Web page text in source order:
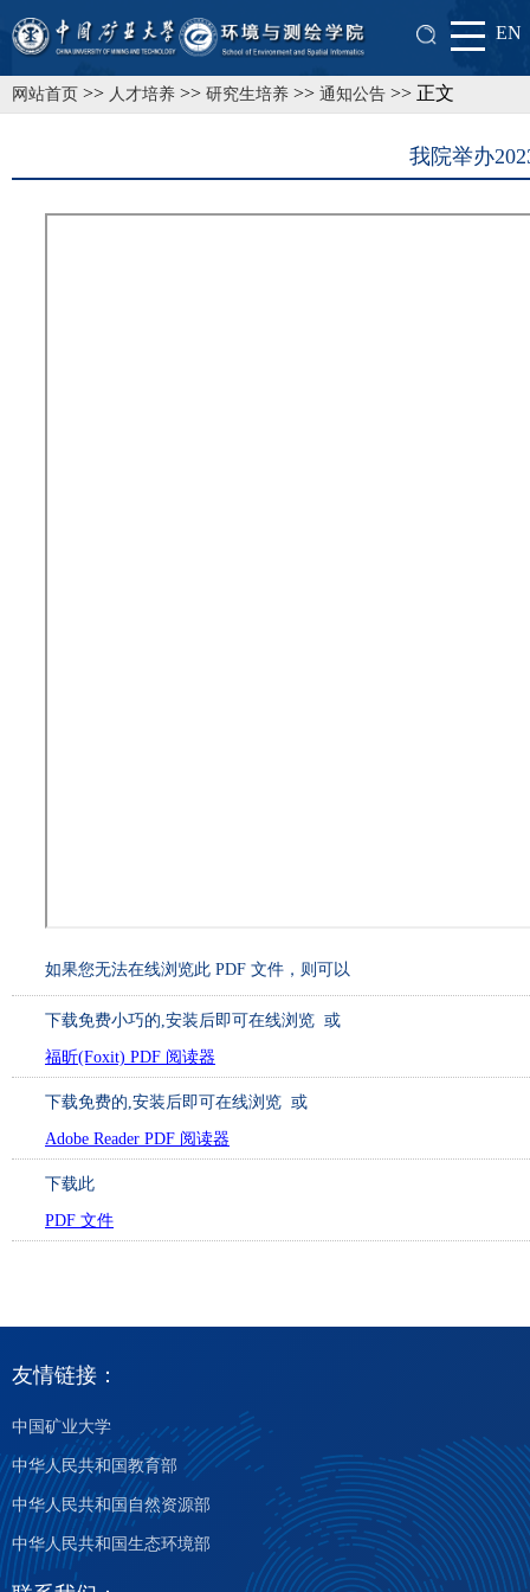
EN
网站首页 >> 人才培养 >> 研究生培养 >> 通知公告 >> 正文
我院举办
如果您无法在线浏览此 PDF 文件，则可以
下载免费小巧的
福昕(Foxit) PDF 阅读器
,安装后即可在线浏览 或
下载免费的
Adobe Reader PDF 阅读器
,安装后即可在线浏览 或
下载此
PDF 文件
友情链接：
中国矿业大学
中华人民共和国教育部
中华人民共和国自然资源部
中华人民共和国生态环境部